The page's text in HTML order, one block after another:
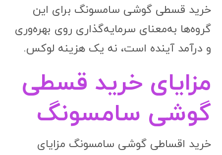
خرید قسطی گوشی سامسونگ برای این
گروه‌ها به‌معنای سرمایه‌گذاری روی بهره‌وری
و درآمد آینده است، نه یک هزینه لوکس.
مزایای خرید قسطی
گوشی سامسونگ
خرید اقساطی گوشی سامسونگ مزایای